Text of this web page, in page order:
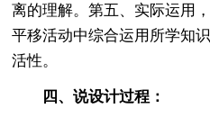
离的理解。第五、实际运用
平移活动中综合运用所学知
活性。
四、说设计过程：